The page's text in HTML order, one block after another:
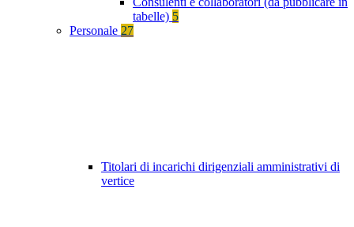
tabelle) 5
Personale 27
Titolari di incarichi dirigenziali amministrativi di
vertice